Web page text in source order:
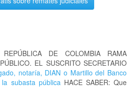
DE COLOMBIA RAMA
EL SUSCRITO SECRETARIO
notaría, DIAN o Martillo del Banco
subasta públicaHACE SABER: Que